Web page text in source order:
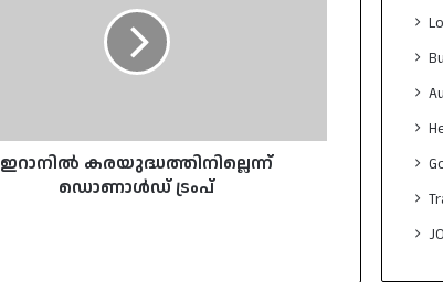
ഇറാനിൽ കരയുദ്ധത്തിനില്ലെന്ന്
ഡൊണാൾഡ് ട്രംപ്